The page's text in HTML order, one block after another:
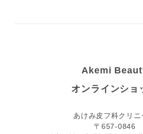
Akemi
オンラインショ
あけみ皮フ科クリニ
〒657-0846